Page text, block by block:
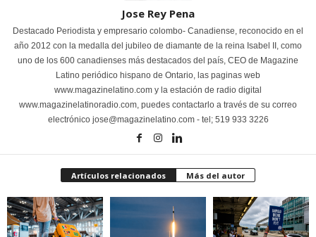
Jose Rey Pena
Destacado Periodista y empresario colombo- Canadiense, reconocido en el
año 2012 con la medalla del jubileo de diamante de la reina Isabel II, como
uno de los 600 canadienses más destacados del país, CEO de Magazine
Latino periódico hispano de Ontario, las paginas web
www.magazinelatino.com y la estación de radio digital
www.magazinelatinoradio.com, puedes contactarlo a través de su correo
electrónico jose@magazinelatino.com - tel; 519 933 3226
Artículos relacionados Más del autor